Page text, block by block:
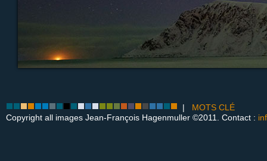
| MOTS CLÉ
Copyright all images Jean-François Hagenmuller ©2011. Contact :